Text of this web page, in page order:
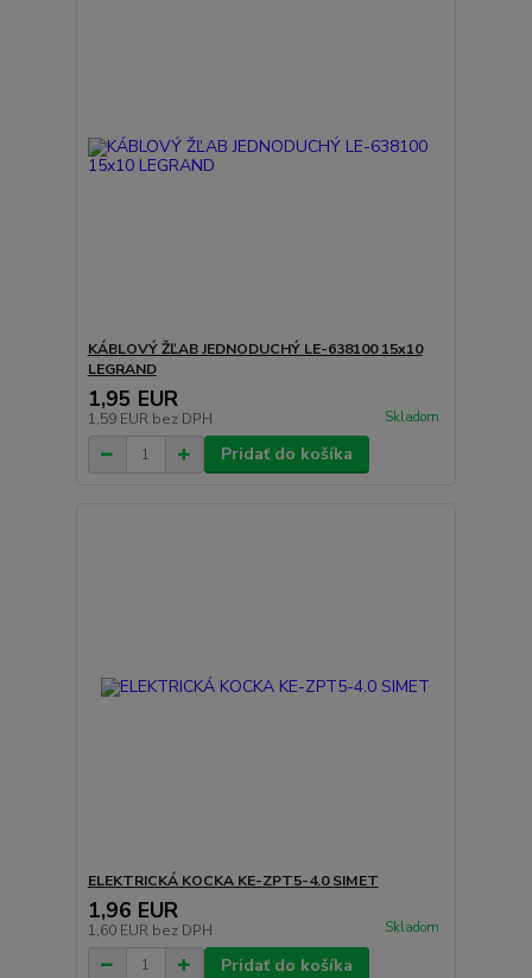
KÁBLOVÝ ŽĽAB JEDNODUCHÝ LE-638100 15x10
LEGRAND
1,95 EUR
1,59 EUR bez DPH Skladom
Pridať do košíka
ELEKTRICKÁ KOCKA KE-ZPT5-4.0 SIMET
1,96 EUR
1,60 EUR bez DPH Skladom
Pridať do košíka